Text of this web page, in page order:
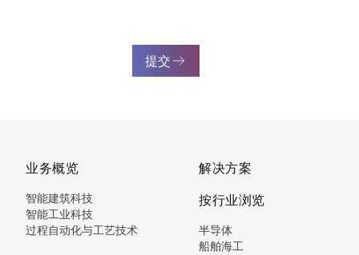
提交
业务概览
智能建筑科技
智能工业科技
过程自动化与工艺技术
解决方案
按行业浏览
半导体
船舶海工